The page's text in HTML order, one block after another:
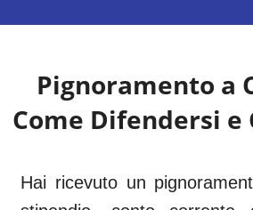
Pignoramento a
Come Difendersi e
Hai ricevuto un